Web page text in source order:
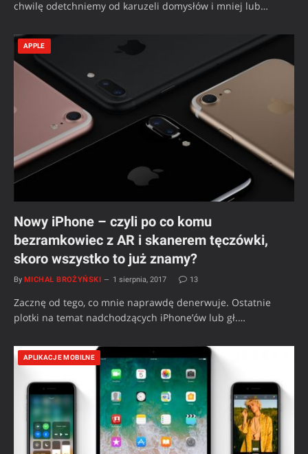
chwilę odetchniemy od karuzeli domysłów i mniej lub…
APPLE
Nowy iPhone – czyli po co komu
bezramkowiec z AR i skanerem tęczówki,
skoro wszystko to już znamy?
By MICHAŁ BROŻYŃSKI 1 sierpnia, 2017 13
Zacznę od tego, co mnie naprawdę denerwuje. Ostatnie
plotki na temat nadchodzących iPhone’ów lub gł.…
APLIKACJE MOBILNE